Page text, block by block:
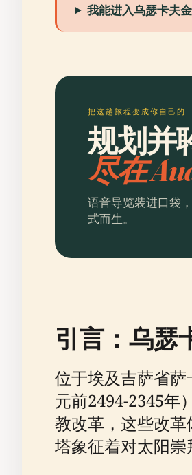
我能进入乌瑟卡夫
把这趟旅程变成你自己的
规划并
尽在
语音导览装进口袋
式而生。
引言：乌瑟
位于埃及吉萨省
元前2494-2345年
教改革，这些改
塔象征着对太阳崇